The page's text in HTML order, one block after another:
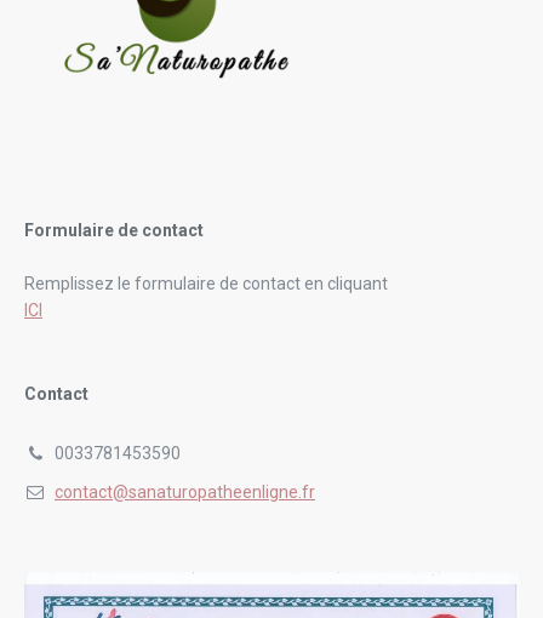
Formulaire de contact
Remplissez le formulaire de contact en cliquant
ICI
Contact
0033781453590
contact@sanaturopatheenligne.fr